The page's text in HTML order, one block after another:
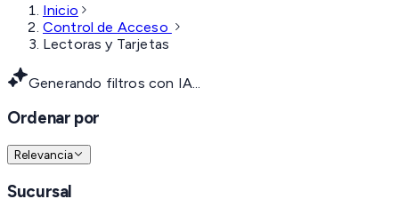
Inicio
Control de Acceso
Lectoras y Tarjetas
Generando filtros con IA...
Ordenar por
Relevancia
Sucursal